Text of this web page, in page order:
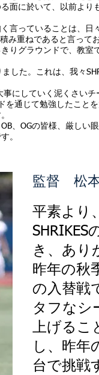
面に於いて、以前より
言っていることは、日
み重ねであると言ってお
りグラウンドで、教室
した。これは、我々
にしていく泥くさいチ
を通じて勉強したこと
、OGの皆様、厳しい
。
監督 松
平素より
き、あり
昨年の秋
の入替戦
タフなシ
上げるこ
し、昨年
台で挑戦